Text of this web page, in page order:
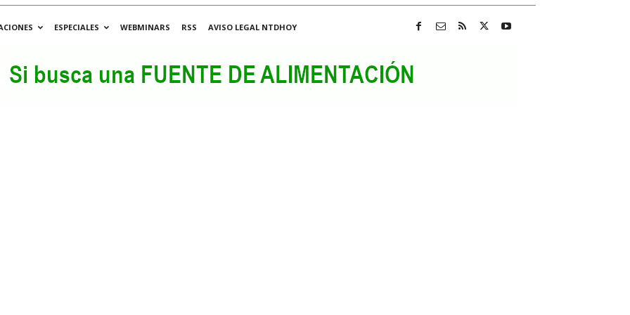
ESPECIALES WEBMINARS RSS
AVISO LEGAL NTDHOY